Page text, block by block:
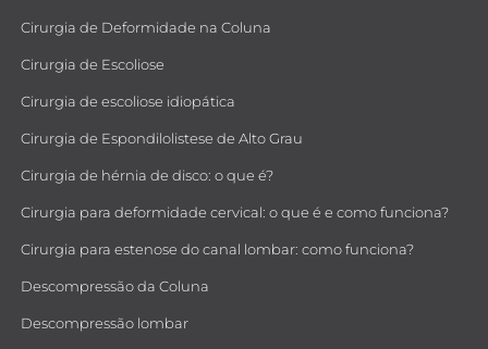
Cirurgia de Deformidade na Coluna
Cirurgia de Escoliose
Cirurgia de escoliose idiopática
Cirurgia de Espondilolistese de Alto Grau
Cirurgia de hérnia de disco: o que é?
Cirurgia para deformidade cervical: o que é e como funciona?
Cirurgia para estenose do canal lombar: como funciona?
Descompressão da Coluna
Descompressão lombar